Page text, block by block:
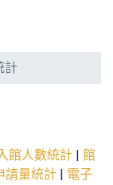
計
館人數統計 | 館
請量統計 | 電子